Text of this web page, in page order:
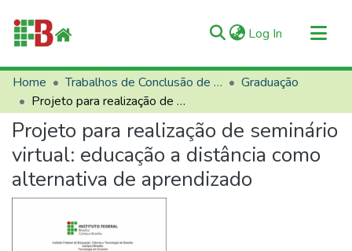
Log In (current)
Communities & Collections
All of RIIFB
Manuals and Terms
Statistics
About RIIFB
Home Trabalhos de Conclusão de Curso (TCCs)
Graduação
Projeto para realização de seminário virtual: educação a distância como alternativa de aprendizado
Projeto para realização de seminário
virtual: educação a distância como
alternativa de aprendizado